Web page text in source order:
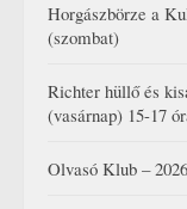
Horgászbörze a
(szombat)
Richter hüllő és
(vasárnap) 15-17
Olvasó Klub –